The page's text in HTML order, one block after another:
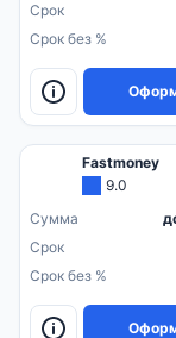
Срок
Срок без %
Fastmoney
9.0
Сумма
Срок
Срок без %